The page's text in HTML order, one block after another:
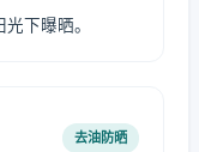
下曝晒。
去油防晒